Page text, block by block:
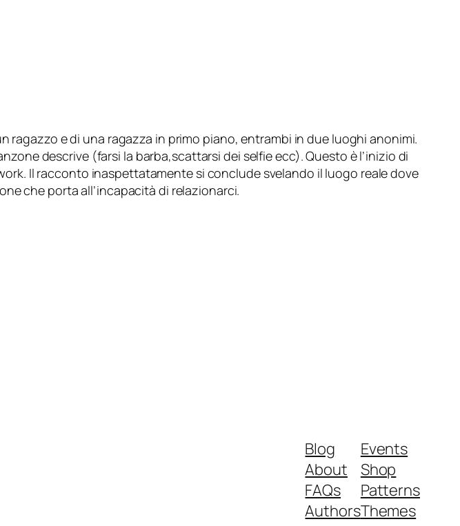
ragazzo e di una ragazza in primo piano, entrambi in due luoghi anonimi.
descrive (farsi la barba,scattarsi dei selfie ecc). Questo è l’inizio di
Il racconto inaspettatamente si conclude svelando il luogo reale dove
che porta all’incapacità di relazionarci.
Blog
About
FAQs
Authors
Events
Shop
Patterns
Themes